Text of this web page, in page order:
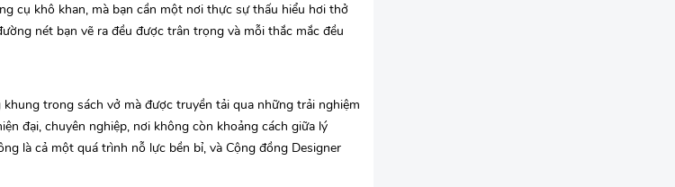
cụ khô khan, mà bạn cần một nơi thực sự thấu hiểu hơi thở
nét bạn vẽ ra đều được trân trọng và mỗi thắc mắc đều
trong sách vở mà được truyền tải qua những trải nghiệm
đại, chuyên nghiệp, nơi không còn khoảng cách giữa lý
là cả một quá trình nỗ lực bền bỉ, và Cộng đồng Designer